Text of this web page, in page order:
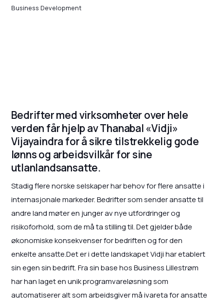
Business Development
Bedrifter med virksomheter over hele
verden får hjelp av Thanabal «Vidji»
Vijayaindra for å sikre tilstrekkelig gode
lønns og arbeidsvilkår for sine
utlanlandsansatte.
Stadig flere norske selskaper har behov for flere ansatte i
internasjonale markeder. Bedrifter som sender ansatte til
andre land møter en junger av nye utfordringer og
risikoforhold, som de må ta stilling til. Det gjelder både
økonomiske konsekvenser for bedriften og for den
enkelte ansatte.Det er i dette landskapet Vidji har etablert
sin egen sin bedrift. Fra sin base hos Business Lillestrøm
har han laget en unik programvareløsning som
automatiserer alt som arbeidsgiver må ivareta for ansatte